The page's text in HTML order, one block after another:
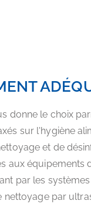
donne le choix
sur l'hygiène
et de
aux équipements
par les
nettoyage par